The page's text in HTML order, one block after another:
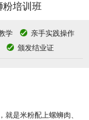
粉培训班
学
亲手实践操作
颁发结业证
就是米粉配上螺蛳肉、